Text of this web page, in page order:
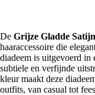
De Grijze Gladde
haaraccessoire die
diadeem is uitgevoerd in
subtiele en verfijnde
kleur maakt deze
outfits, van casual tot